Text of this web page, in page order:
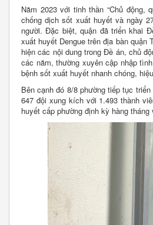
Năm 2023 với tinh thần “Chủ động,
chống dịch sốt xuất huyết và ngày
người. Đặc biệt, quận đã triển khai
xuất huyết Dengue trên địa bàn quận
hiện các nội dung trong Đề án, chủ
các năm, thường xuyên cập nhập
bệnh sốt xuất huyết nhanh chóng,
Bên cạnh đó 8/8 phường tiếp tục
647 đội xung kích với 1.493 thành
huyết cấp phường định kỳ hàng tháng